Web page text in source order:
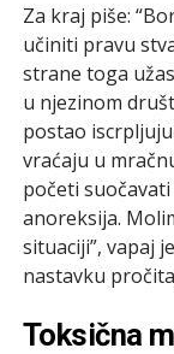
Za kraj piše:
učiniti pravu
strane toga
u njezinom
postao
vraćaju u
početi
anoreksija.
situaciji”, vapaj
nastavku
Toksična